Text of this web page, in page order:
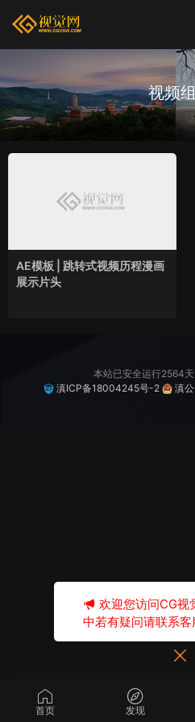
视频
AE模板 | 跳转式视频历程漫画
展示片头
本站已安全运行2564
滇ICP备18004245号-2
滇
首页 发现
欢迎您访问CG视
中若有疑问请联系客